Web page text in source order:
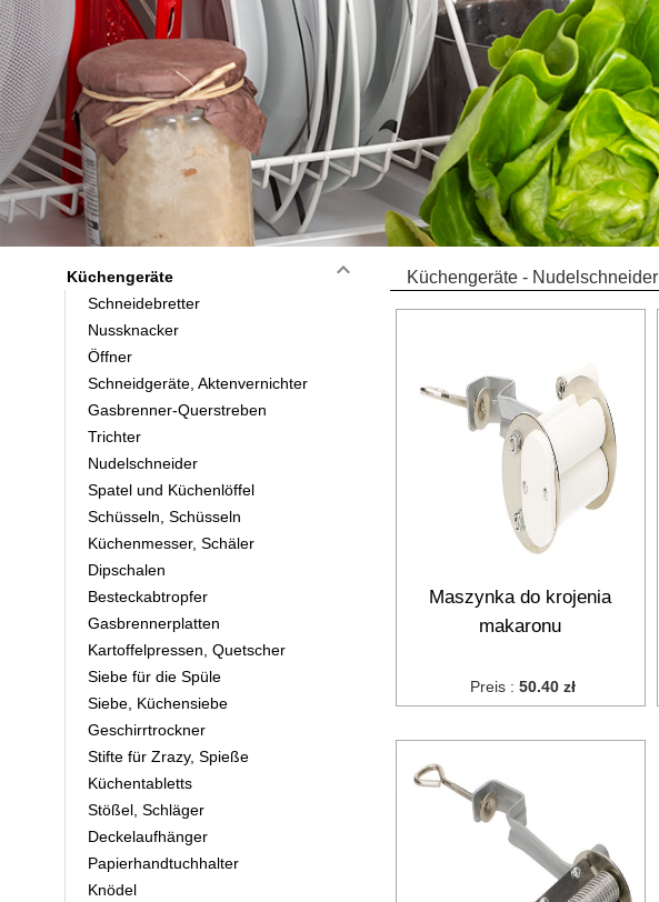
Küchengeräte keyboard_arrow_down
Schneidebretter
Nussknacker
Öffner
Schneidgeräte, Aktenvernichter
Gasbrenner-Querstreben
Trichter
Nudelschneider
Spatel und Küchenlöffel
Schüsseln, Schüsseln
Küchenmesser, Schäler
Dipschalen
Besteckabtropfer
Gasbrennerplatten
Kartoffelpressen, Quetscher
Siebe für die Spüle
Siebe, Küchensiebe
Geschirrtrockner
Stifte für Zrazy, Spieße
Küchentabletts
Stößel, Schläger
Deckelaufhänger
Papierhandtuchhalter
Knödel
Küchengeräte - Nudelschneider
Maszynka do krojenia
makaronu
Preis : 50.40 zł